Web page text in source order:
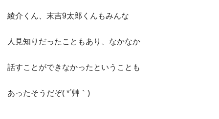
綾介くん、末吉9太郎くんもみんな
人見知りだったこともあり、なかなか
話すことができなかったということも
あったそうだぞ( *´艸｀)